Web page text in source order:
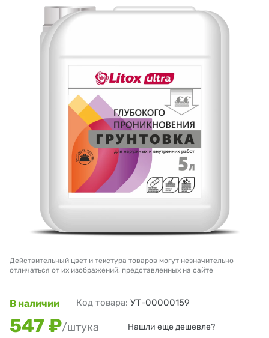
Действительный цвет и текстура товаров могут незначительно
отличаться от их изображений, представленных на сайте
В наличии Код товара: УТ-00000159
547 ₽/штука Нашли еще дешевле?